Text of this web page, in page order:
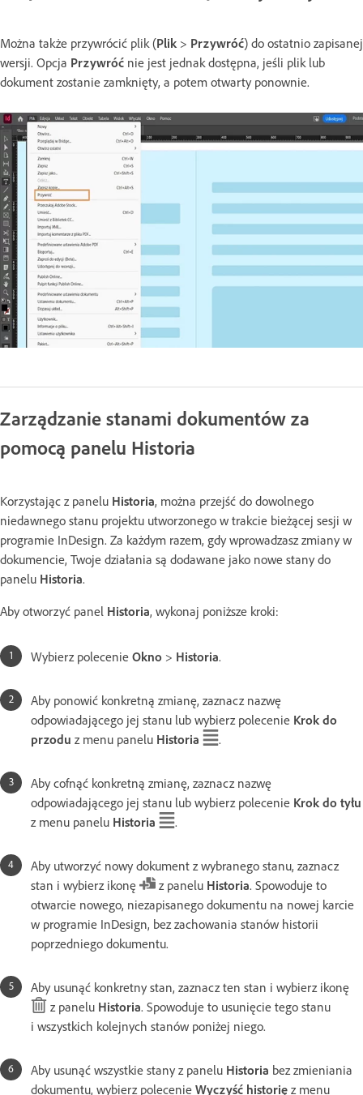
Można także przywrócić plik (Plik > Przywróć) do ostatnio zapisanej
wersji. Opcja Przywróć nie jest jednak dostępna, jeśli plik lub
dokument zostanie zamknięty, a potem otwarty ponownie.
Zarządzanie stanami dokumentów za
pomocą panelu Historia
Korzystając z panelu Historia, można przejść do dowolnego
niedawnego stanu projektu utworzonego w trakcie bieżącej sesji w
programie InDesign. Za każdym razem, gdy wprowadzasz zmiany w
dokumencie, Twoje działania są dodawane jako nowe stany do
panelu Historia.
Aby otworzyć panel Historia, wykonaj poniższe kroki:
Wybierz polecenie Okno > Historia.
Aby ponowić konkretną zmianę, zaznacz nazwę
odpowiadającego jej stanu lub wybierz polecenie Krok do
przodu z menu panelu Historia .
Aby cofnąć konkretną zmianę, zaznacz nazwę
odpowiadającego jej stanu lub wybierz polecenie Krok do tyłu
z menu panelu Historia .
Aby utworzyć nowy dokument z wybranego stanu, zaznacz
stan i wybierz ikonę
z panelu Historia. Spowoduje to
otwarcie nowego, niezapisanego dokumentu na nowej karcie
w programie InDesign, bez zachowania stanów historii
poprzedniego dokumentu.
Aby usunąć konkretny stan, zaznacz ten stan i wybierz ikonę
z panelu Historia. Spowoduje to usunięcie tego stanu
i wszystkich kolejnych stanów poniżej niego.
Aby usunąć wszystkie stany z panelu Historia bez zmieniania
dokumentu, wybierz polecenie Wyczyść historię z menu